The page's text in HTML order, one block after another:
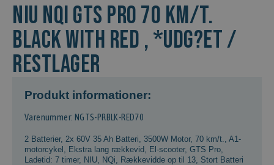
NIU NQi GTS Pro 70 km/t.
Black with Red , *Udg?et /
Restlager
Produkt informationer:
Varenummer: NGTS-PRBLK-RED70
2 Batterier, 2x 60V 35 Ah Batteri 3500W Motor, 70 km/t.
A1-
motorcykel
Ekstra lang rækkevid El-scooter, GTS Pro
Ladetid: 7 timer, NIU NQi Rækkevidde op til 13 Stort Batteri